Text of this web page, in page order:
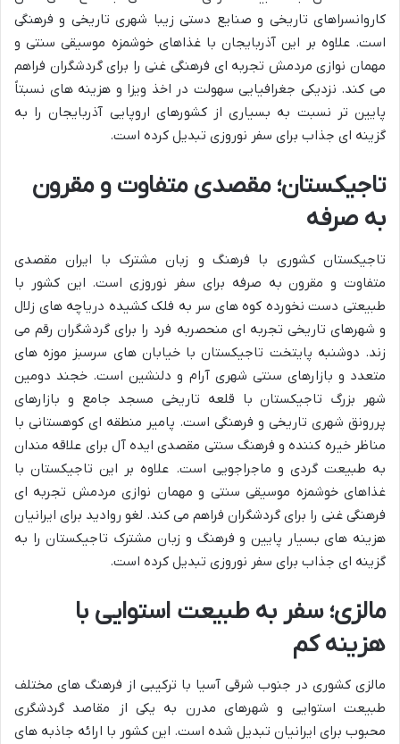
کاروانسراهای تاریخی و صنایع دستی زیبا شهری تاریخی و فرهنگی
است. علاوه بر این آذربایجان با غذاهای خوشمزه موسیقی سنتی و
مهمان نوازی مردمش تجربه ای فرهنگی غنی را برای گردشگران فراهم
می کند. نزدیکی جغرافیایی سهولت در اخذ ویزا و هزینه های نسبتاً
پایین تر نسبت به بسیاری از کشورهای اروپایی آذربایجان را به
گزینه ای جذاب برای سفر نوروزی تبدیل کرده است.
تاجیکستان؛ مقصدی متفاوت و مقرون
به صرفه
تاجیکستان کشوری با فرهنگ و زبان مشترک با ایران مقصدی
متفاوت و مقرون به صرفه برای سفر نوروزی است. این کشور با
طبیعتی دست نخورده کوه های سر به فلک کشیده دریاچه های زلال
و شهرهای تاریخی تجربه ای منحصربه فرد را برای گردشگران رقم می
زند. دوشنبه پایتخت تاجیکستان با خیابان های سرسبز موزه های
متعدد و بازارهای سنتی شهری آرام و دلنشین است. خجند دومین
شهر بزرگ تاجیکستان با قلعه تاریخی مسجد جامع و بازارهای
پررونق شهری تاریخی و فرهنگی است. پامیر منطقه ای کوهستانی با
مناظر خیره کننده و فرهنگ سنتی مقصدی ایده آل برای علاقه مندان
به طبیعت گردی و ماجراجویی است. علاوه بر این تاجیکستان با
غذاهای خوشمزه موسیقی سنتی و مهمان نوازی مردمش تجربه ای
فرهنگی غنی را برای گردشگران فراهم می کند. لغو روادید برای ایرانیان
هزینه های بسیار پایین و فرهنگ و زبان مشترک تاجیکستان را به
گزینه ای جذاب برای سفر نوروزی تبدیل کرده است.
مالزی؛ سفر به طبیعت استوایی با
هزینه کم
مالزی کشوری در جنوب شرقی آسیا با ترکیبی از فرهنگ های مختلف
طبیعت استوایی و شهرهای مدرن به یکی از مقاصد گردشگری
محبوب برای ایرانیان تبدیل شده است. این کشور با ارائه جاذبه های